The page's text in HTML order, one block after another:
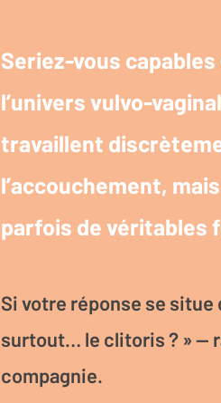
Seriez-vous
l’univers vulvo-
travaillent
l’accouchement,
parfois de véritables
Si votre réponse se situe
surtout… le clitoris ? » —
compagnie.